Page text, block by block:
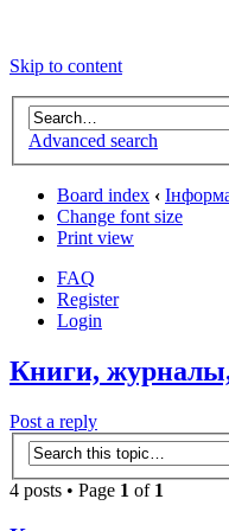
Skip to content
Advanced search
Board index ‹
Change font size
Print view
FAQ
Register
Login
Книги,
Post a reply
4 posts • Page 1 of 1